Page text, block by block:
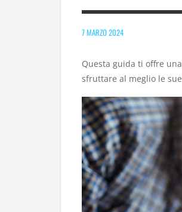
7 MARZO 2024
Questa guida ti offre
sfruttare al meglio le